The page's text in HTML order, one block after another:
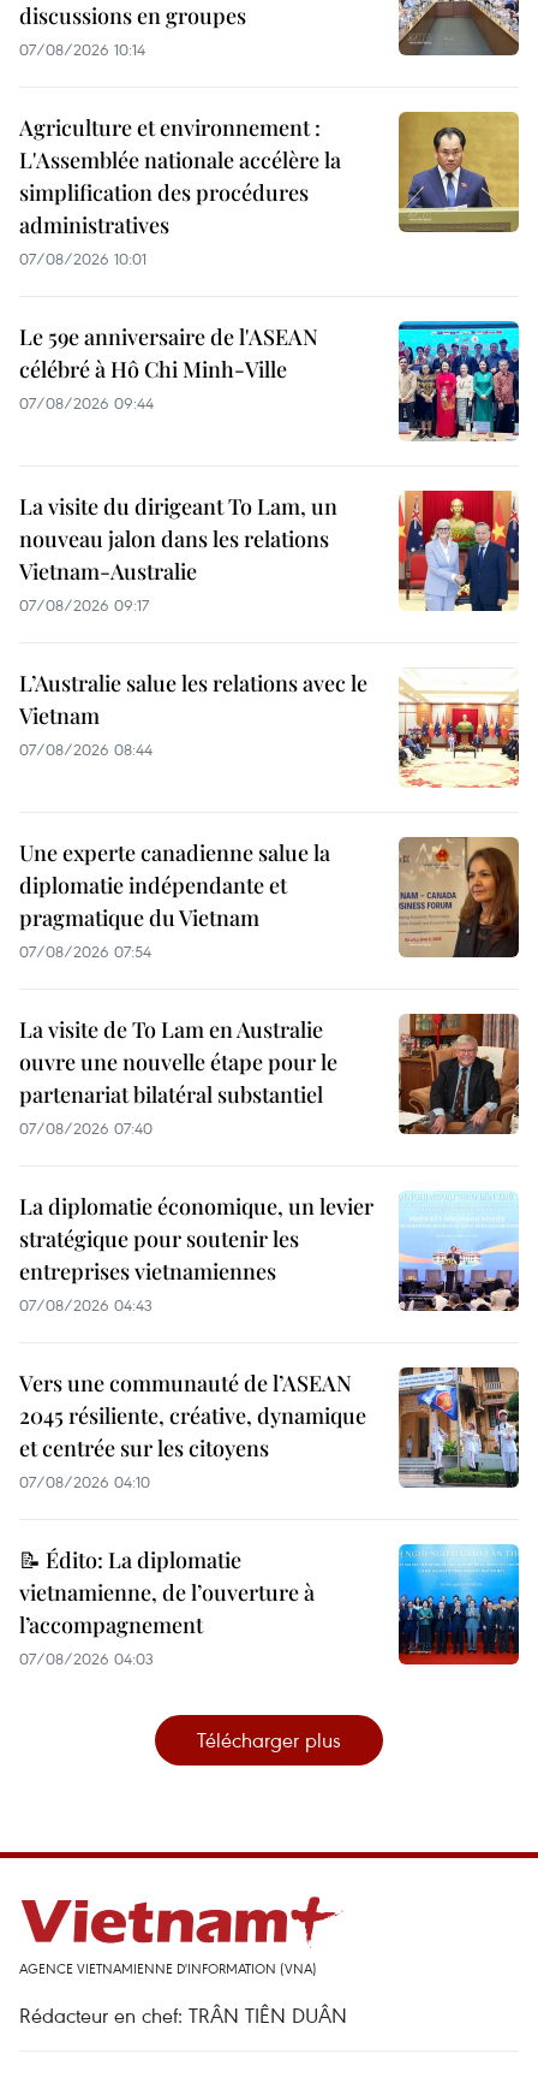
discussions en groupes
07/08/2026 10:14
Agriculture et environnement :
L'Assemblée nationale accélère la
simplification des procédures
administratives
07/08/2026 10:01
Le 59e anniversaire de l'ASEAN
célébré à Hô Chi Minh-Ville
07/08/2026 09:44
La visite du dirigeant To Lam, un
nouveau jalon dans les relations
Vietnam-Australie
07/08/2026 09:17
L’Australie salue les relations avec le
Vietnam
07/08/2026 08:44
Une experte canadienne salue la
diplomatie indépendante et
pragmatique du Vietnam
07/08/2026 07:54
La visite de To Lam en Australie
ouvre une nouvelle étape pour le
partenariat bilatéral substantiel
07/08/2026 07:40
La diplomatie économique, un levier
stratégique pour soutenir les
entreprises vietnamiennes
07/08/2026 04:43
Vers une communauté de l’ASEAN
2045 résiliente, créative, dynamique
et centrée sur les citoyens
07/08/2026 04:10
📝 Édito: La diplomatie
vietnamienne, de l’ouverture à
l’accompagnement
07/08/2026 04:03
Télécharger plus
AGENCE VIETNAMIENNE D'INFORMATION (VNA)
Rédacteur en chef: TRÂN TIÊN DUÂN